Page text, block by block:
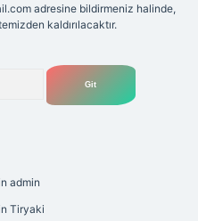
adresine bildirmeniz halinde,
kaldırılacaktır.
admin
Tiryaki